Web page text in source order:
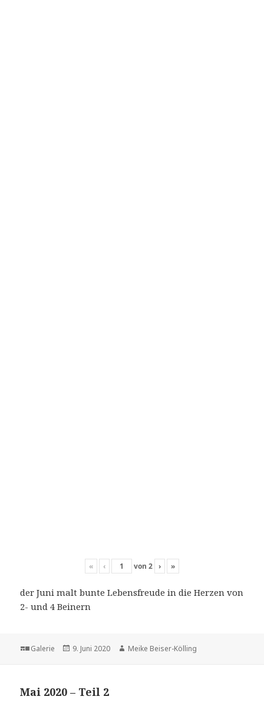
« ‹ von 2 › »
der Juni malt bunte Lebensfreude in die Herzen von
2- und 4 Beinern
Format
Galerie
Veröffentlicht
9. Juni 2020 Autor
Meike Beiser-Kölling
Mai 2020 – Teil 2